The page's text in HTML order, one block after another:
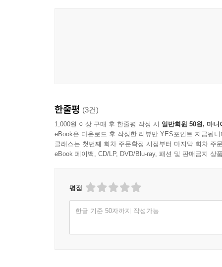
한줄평 (3건)
1,000원 이상 구매 후 한줄평 작성 시 일반회원 50원, 마니
eBook은 다운로드 후 작성한 리뷰만 YES포인트 지급됩니
클래스는 첫번째 회차 주문확정 시점부터 마지막 회차 주
eBook 페이백, CD/LP, DVD/Blu-ray, 패션 및 판매금지 상
평점
한글 기준 50자까지 작성가능